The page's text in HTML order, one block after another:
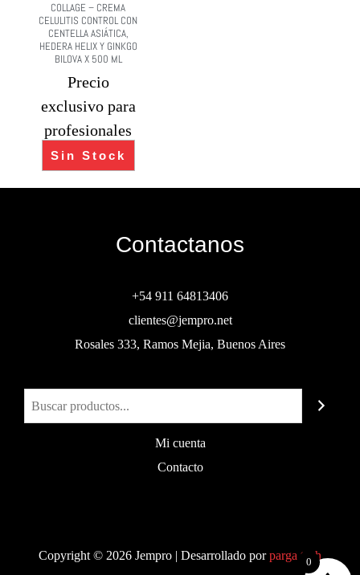
COLLAGE – CREMA
CELULITIS CONTROL CON
CENTELLA ASIÁTICA,
HEDERA HELIX Y GINKGO
BILOVA X 500 ML
Precio
exclusivo para
profesionales
Sin Stock
Contactanos
+54 911 64813406
clientes@jempro.net
Rosales 333, Ramos Mejia, Buenos Aires
Mi cuenta
Contacto
Copyright © 2026 Jempro | Desarrollado porparga.tech
0